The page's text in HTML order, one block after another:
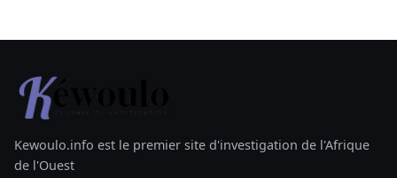
Kewoulo.info est le premier site d'investigation de l'Afrique
de l'Ouest